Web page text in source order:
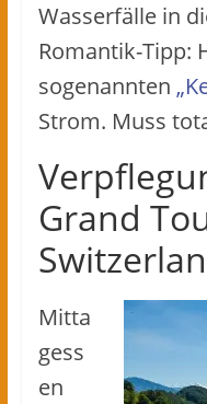
Wasserfälle in
Romantik-Tipp:
sogenannten
Strom. Muss
Grand
Mitta
gess
en